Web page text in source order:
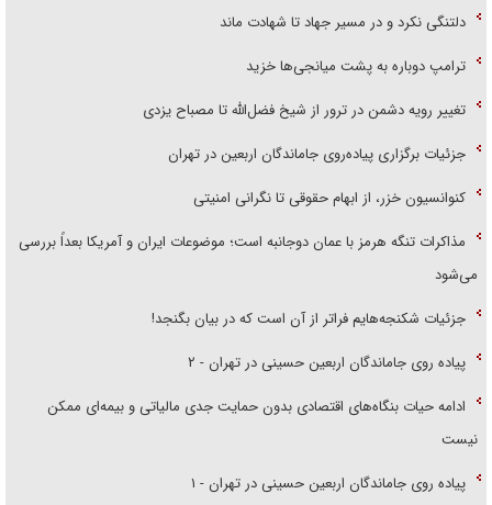
دلتنگی نکرد و در مسیر جهاد تا شهادت ماند
ترامپ دوباره به پشت میانجی‌ها خزید
تغییر رویه دشمن در ترور از شیخ فضل‌الله تا مصباح یزدی
جزئیات برگزاری پیاده‌روی جاماندگان اربعین در تهران
کنوانسیون خزر، از ابهام حقوقی تا نگرانی امنیتی
مذاکرات تنگه هرمز با عمان دوجانبه است؛ موضوعات ایران و آمریکا بعداً بررسی
می‌شود
جزئیات شکنجه‌هایم فراتر از آن است که در بیان بگنجد!
پیاده روی جاماندگان اربعین حسینی در تهران - ۲
ادامه حیات بنگاه‌های اقتصادی بدون حمایت جدی مالیاتی و بیمه‌ای ممکن
نیست
پیاده روی جاماندگان اربعین حسینی در تهران - ۱